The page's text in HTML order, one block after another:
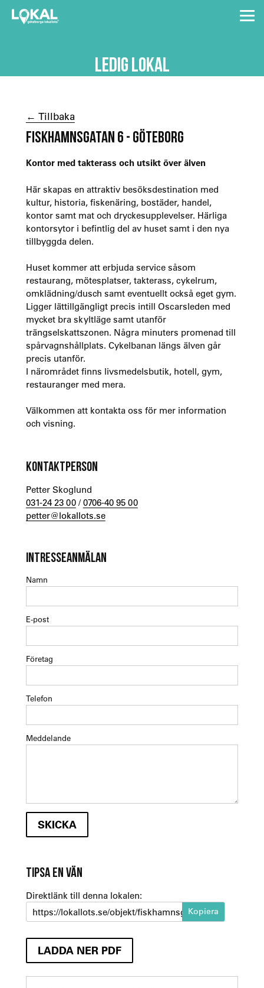
LEDIG LOKAL
← Tillbaka
FISKHAMNSGATAN 6 - GÖTEBORG
Kontor med takterass och utsikt över älven
Här skapas en attraktiv besöksdestination med
kultur, historia, fiskenäring, bostäder, handel,
kontor samt mat och dryckesupplevelser. Härliga
kontorsytor i befintlig del av huset samt i den nya
tillbyggda delen.
Huset kommer att erbjuda service såsom
restaurang, mötesplatser, takterass, cykelrum,
omklädning/dusch samt eventuellt också eget gym.
Ligger lättillgängligt precis intill Oscarsleden med
mycket bra skyltläge samt utanför
trängselskattszonen. Några minuters promenad till
spårvagnshållplats. Cykelbanan längs älven går
precis utanför.
I närområdet finns livsmedelsbutik, hotell, gym,
restauranger med mera.
Välkommen att kontakta oss för mer information
och visning.
KONTAKTPERSON
Petter Skoglund
031-24 23 00/0706-40 95 00
petter@lokallots.se
INTRESSEANMÄLAN
Namn
E-post
Företag
Telefon
Meddelande
TIPSA EN VÄN
Direktlänk till denna lokalen:
https://lokallots.se/objekt/fiskhamnsgatan-6-1
LADDA NER PDF